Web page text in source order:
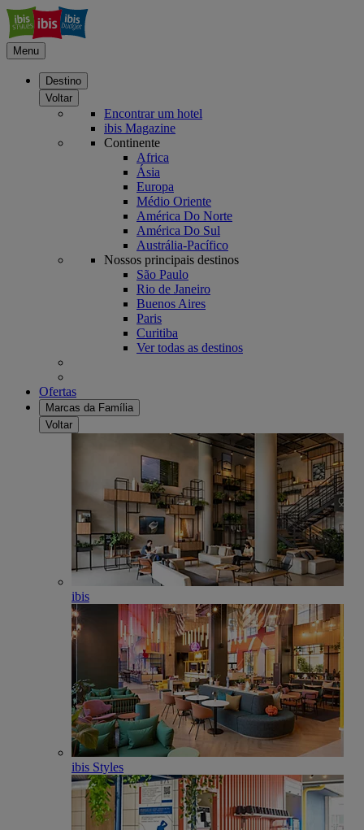
Menu
Destino
Voltar
Encontrar um hotel
ibis Magazine
Continente
Africa
Ásia
Europa
Médio Oriente
América Do Norte
América Do Sul
Austrália-Pacífico
Nossos principais destinos
São Paulo
Rio de Janeiro
Buenos Aires
Paris
Curitiba
Ver todas as destinos
Ofertas
Marcas da Família
Voltar
ibis
ibis Styles